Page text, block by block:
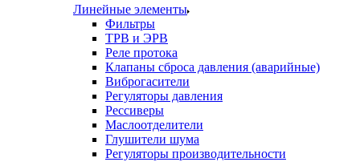
Линейные элементы
Фильтры
ТРВ и ЭРВ
Реле протока
Клапаны сброса давления (аварийные)
Виброгасители
Регуляторы давления
Рессиверы
Маслоотделители
Глушители шума
Регуляторы производительности